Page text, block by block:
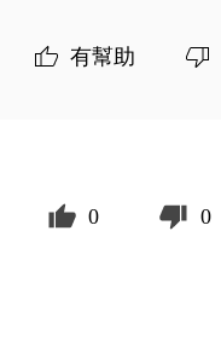
有幫助
0 0